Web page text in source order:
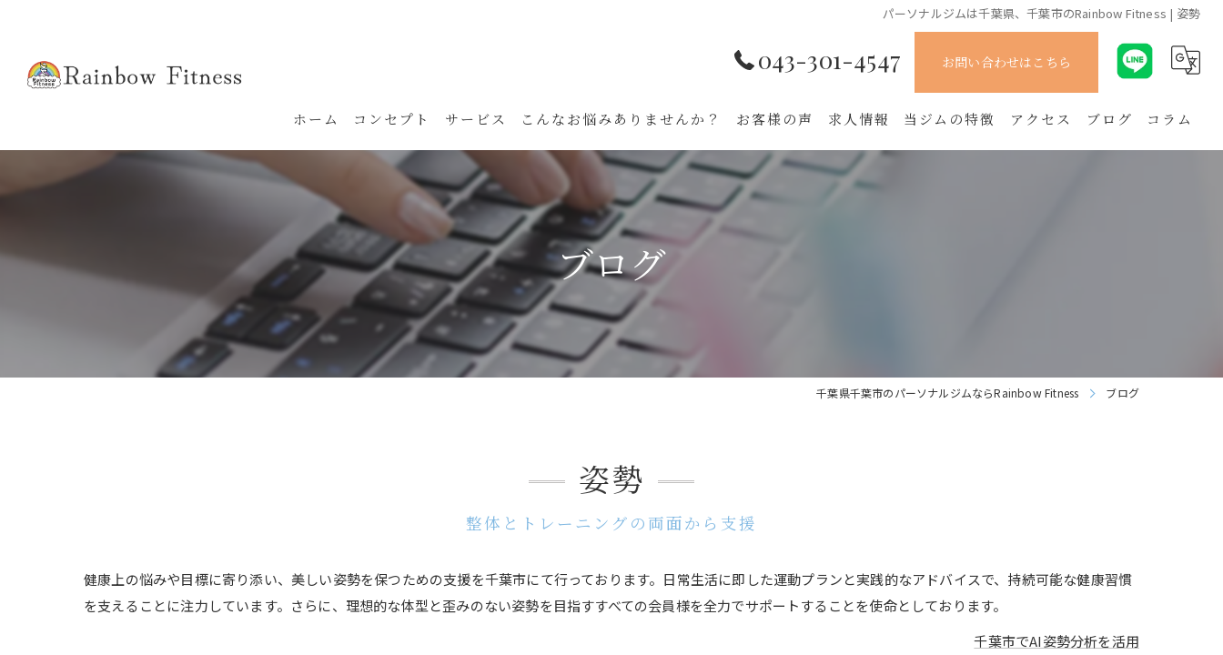
パーソナルジムは千葉県、千葉市のRainbow Fitness | 姿勢
043-301-4547 お問い合わせはこちら
ホーム コンセプト サービス こんなお悩みありませんか？ お客様の声 求人情報 当ジムの特徴 アクセス ブログ コラム
ブログ
千葉県千葉市のパーソナルジムならRainbow Fitness ブログ
姿勢
整体とトレーニングの両面から支援
健康上の悩みや目標に寄り添い、美しい姿勢を保つための支援を千葉市にて行っております。日常生活に即した運動プランと実践的なアドバイスで、持続可能な健康習慣
を支えることに注力しています。さらに、理想的な体型と歪みのない姿勢を目指すすべての会員様を全力でサポートすることを使命としております。
千葉市でAI姿勢分析を活用